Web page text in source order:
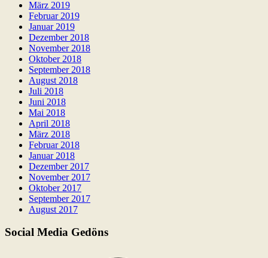
März 2019
Februar 2019
Januar 2019
Dezember 2018
November 2018
Oktober 2018
September 2018
August 2018
Juli 2018
Juni 2018
Mai 2018
April 2018
März 2018
Februar 2018
Januar 2018
Dezember 2017
November 2017
Oktober 2017
September 2017
August 2017
Social Media Gedöns